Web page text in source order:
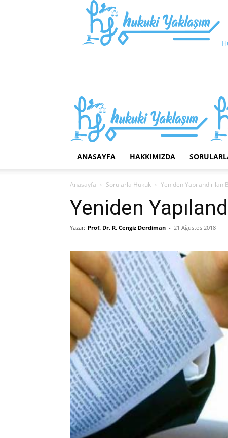
ANASAYFA HAKKIMIZDA
Anasayfa Sorularla Hukuk Yeniden
Yeniden
Yazar: Prof. Dr. R. Cengiz Derdiman - 21 Ağustos 2018